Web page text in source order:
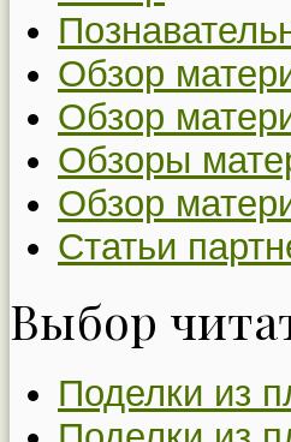
Обзор
Обзор
Обзоры
Обзор
Статьи
Выбор
Поделки из